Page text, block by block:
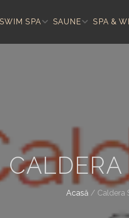
SWIM SPA SAUNE SPA &
Acasă / Caldera